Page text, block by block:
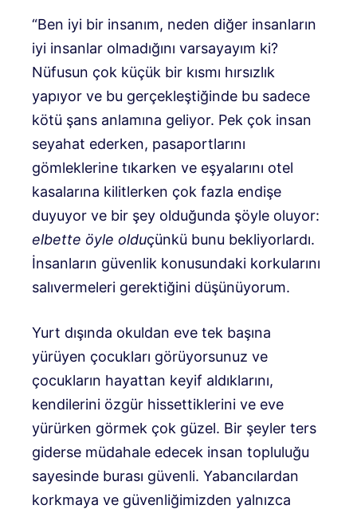
“Ben iyi bir insanım, neden diğer insanların
iyi insanlar olmadığını varsayayım ki?
Nüfusun çok küçük bir kısmı hırsızlık
yapıyor ve bu gerçekleştiğinde bu sadece
kötü şans anlamına geliyor. Pek çok insan
seyahat ederken, pasaportlarını
gömleklerine tıkarken ve eşyalarını otel
kasalarına kilitlerken çok fazla endişe
duyuyor ve bir şey olduğunda şöyle oluyor:
elbette öyle olduçünkü bunu bekliyorlardı.
İnsanların güvenlik konusundaki korkularını
salıvermeleri gerektiğini düşünüyorum.
Yurt dışında okuldan eve tek başına
yürüyen çocukları görüyorsunuz ve
çocukların hayattan keyif aldıklarını,
kendilerini özgür hissettiklerini ve eve
yürürken görmek çok güzel. Bir şeyler ters
giderse müdahale edecek insan topluluğu
sayesinde burası güvenli. Yabancılardan
korkmaya ve güvenliğimizden yalnızca